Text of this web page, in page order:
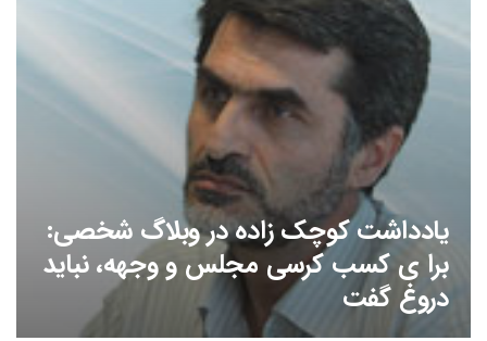
یادداشت کوچک زاده در وبلاگ شخصی:
برا ی کسب کرسی مجلس و وجهه، نباید
دروغ گفت